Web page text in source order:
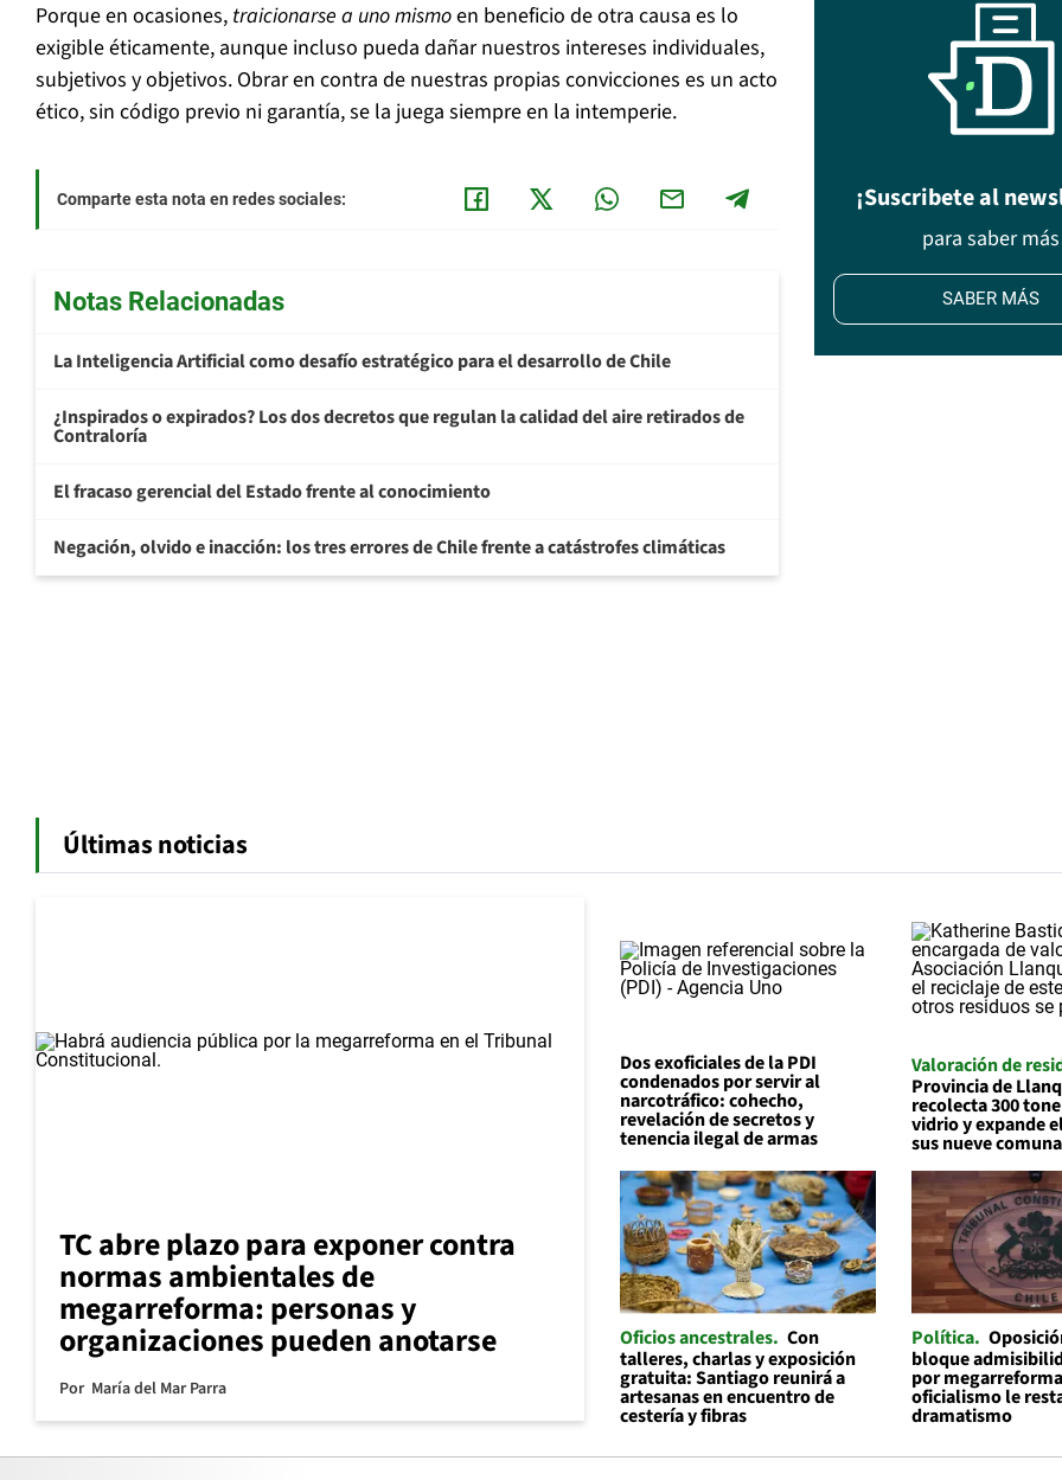
Porque en ocasiones, traicionarse a uno mismoen beneficio de otra causa es lo
exigible éticamente, aunque incluso pueda dañar nuestros intereses individuales,
subjetivos y objetivos. Obrar en contra de nuestras propias convicciones es un acto
ético, sin código previo ni garantía, se la juega siempre en la intemperie.
Comparte esta nota en redes sociales:
Notas Relacionadas
La Inteligencia Artificial como desafío estratégico para el desarrollo de Chile
¿Inspirados o expirados? Los dos decretos que regulan la calidad del aire retirados de
Contraloría
El fracaso gerencial del Estado frente al conocimiento
Negación, olvido e inacción: los tres errores de Chile frente a catástrofes climáticas
¡Suscribete al
para saber más
SABER MÁS
Últimas noticias
TC abre plazo para exponer contra
normas ambientales de
megarreforma: personas y
organizaciones pueden anotarse
Por María del Mar Parra
Dos exoficiales de la PDI
condenados por servir al
narcotráfico: cohecho,
revelación de secretos y
tenencia ilegal de armas
Valoración de
Provincia de
recolecta 300
vidrio y expande
sus nueve
Oficios ancestrales Con
talleres, charlas y exposición
gratuita: Santiago reunirá a
artesanas en encuentro de
cestería y fibras
Política
bloque
por
oficialismo le
dramatismo